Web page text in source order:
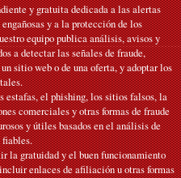
y gratuita dedicada a las alertas
y a la protección de los
equipo publica análisis, avisos y
a detectar las señales de fraude,
sitio web o de una oferta, y adoptar los
el phishing, los sitios falsos, la
comerciales y otras formas de fraude
y útiles basados en el análisis de
la gratuidad y el buen funcionamiento
enlaces de afiliación u otras formas